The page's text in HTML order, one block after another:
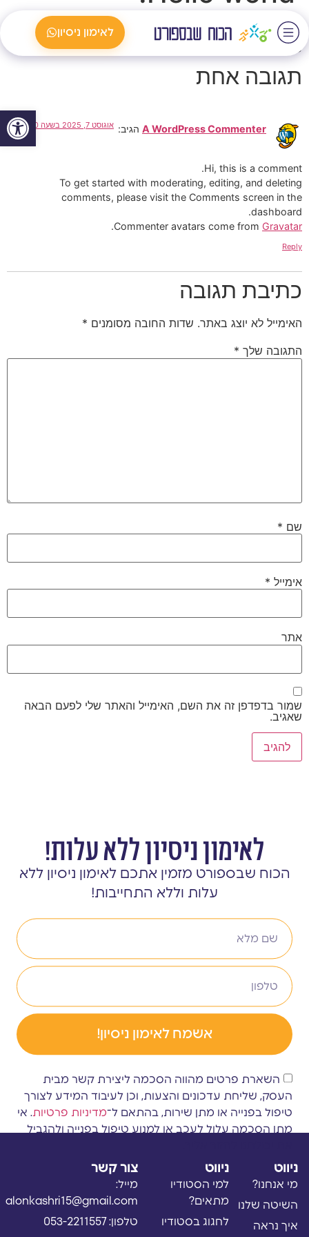
פתח
לאימון ניסיון
Welcome to WordPress. This is your first post. Edit or
delete it, then start writing!
תגובה אחת
A WordPress Commenter הגיב: אוגוסט 7, 2025 בשעה 11:00 am
Hi, this is a comment.
To get started with moderating, editing, and deleting
comments, please visit the Comments screen in the
dashboard.
Commenter avatars come from Gravatar
.
Reply
כתיבת תגובה
האימייל לא יוצג באתר. שדות החובה מסומנים *
התגובה שלך *
שם *
אימייל *
אתר
שמור בדפדפן זה את השם, האימייל והאתר שלי לפעם הבאה
שאגיב.
לאימון ניסיון ללא עלות!
הכוח שבספורט מזמין אתכם לאימון ניסיון ללא
עלות וללא התחייבות!
השארת פרטים מהווה הסכמה ליצירת קשר מבית
העסק, שליחת עדכונים והצעות, וכן לעיבוד המידע לצורך
טיפול בפנייה או מתן שירות, בהתאם ל־מדיניות פרטיות. אי
מתן הסכמה עלול לעכב או למנוע טיפול בפנייה ולהגביל
אשמח לאימון ניסיון!
ניווט
מי אנחנו?
השיטה שלנו
איך נראה
ניווט
למי הסטודיו
מתאים?
לחגוג בסטודיו
צור קשר
מייל:
alonkashri15@gmail.com
טלפון: 053-2211557